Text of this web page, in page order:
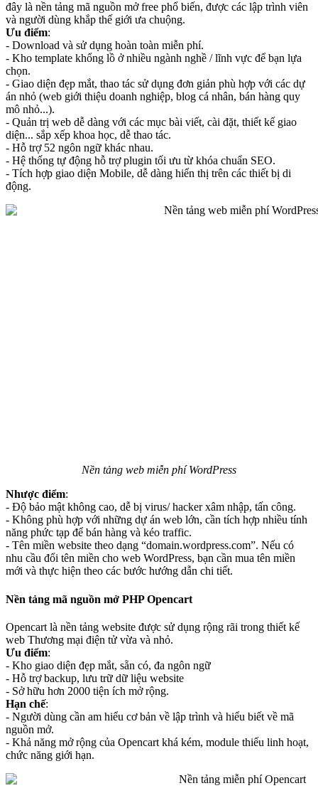
đây là nền tảng mã nguồn mở free phổ biến, được các lập trình viên
và người dùng khắp thế giới ưa chuộng.
Ưu điểm:
- Download và sử dụng hoàn toàn miễn phí.
- Kho template khổng lồ ở nhiều ngành nghề / lĩnh vực để bạn lựa
chọn.
- Giao diện đẹp mắt, thao tác sử dụng đơn giản phù hợp với các dự
án nhỏ (web giới thiệu doanh nghiệp, blog cá nhân, bán hàng quy
mô nhỏ...).
- Quản trị web dễ dàng với các mục bài viết, cài đặt, thiết kế giao
diện... sắp xếp khoa học, dễ thao tác.
- Hỗ trợ 52 ngôn ngữ khác nhau.
- Hệ thống tự động hỗ trợ plugin tối ưu từ khóa chuẩn SEO.
- Tích hợp giao diện Mobile, dễ dàng hiển thị trên các thiết bị di
động.
Nền tảng web miễn phí WordPress
Nhược điểm:
- Độ bảo mật không cao, dễ bị virus/ hacker xâm nhập, tấn công.
- Không phù hợp với những dự án web lớn, cần tích hợp nhiều tính
năng phức tạp để bán hàng và kéo traffic.
- Tên miền website theo dạng “domain.wordpress.com”. Nếu có
nhu cầu đổi tên miền cho web WordPress, bạn cần mua tên miền
mới và thực hiện theo các bước hướng dẫn chi tiết.
Nền tảng mã nguồn mở PHP Opencart
Opencart là nền tảng website được sử dụng rộng rãi trong thiết kế
web Thương mại điện tử vừa và nhỏ.
Ưu điểm:
- Kho giao diện đẹp mắt, sẵn có, đa ngôn ngữ
- Hỗ trợ backup, lưu trữ dữ liệu website
- Sở hữu hơn 2000 tiện ích mở rộng.
Hạn chế:
- Người dùng cần am hiểu cơ bản về lập trình và hiểu biết về mã
nguồn mở.
- Khả năng mở rộng của Opencart khá kém, module thiếu linh hoạt,
chức năng giới hạn.